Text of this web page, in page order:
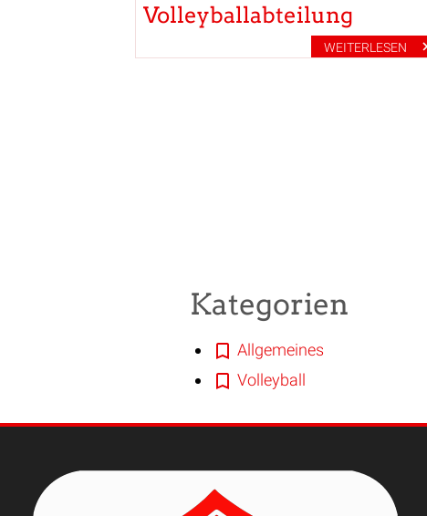
Volleyballabteilung
WEITERLESEN
Kategorien
Allgemeines
Volleyball